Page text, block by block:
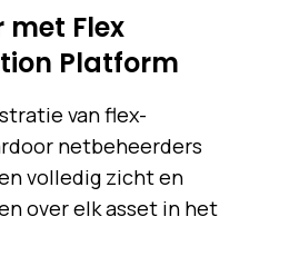
met Flex
Platform
van flex-
netbeheerders
volledig zicht en
over elk asset in het